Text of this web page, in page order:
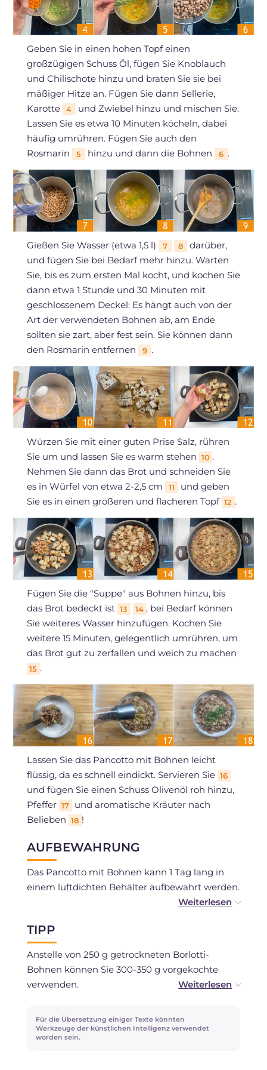
Geben Sie in einen hohen Topf einen
großzügigen Schuss Öl, fügen Sie Knoblauch
und Chilischote hinzu und braten Sie sie bei
mäßiger Hitze an. Fügen Sie dann Sellerie,
Karotte
4
und Zwiebel hinzu und mischen Sie.
Lassen Sie es etwa 10 Minuten köcheln, dabei
häufig umrühren. Fügen Sie auch den
Rosmarin
5 hinzu und dann die Bohnen 6 .
Gießen Sie Wasser (etwa 1,5 l) 7 8
darüber,
und fügen Sie bei Bedarf mehr hinzu. Warten
Sie, bis es zum ersten Mal kocht, und kochen Sie
dann etwa 1 Stunde und 30 Minuten mit
geschlossenem Deckel: Es hängt auch von der
Art der verwendeten Bohnen ab, am Ende
sollten sie zart, aber fest sein. Sie können dann
den Rosmarin entfernen
9 .
Würzen Sie mit einer guten Prise Salz, rühren
Sie um und lassen Sie es warm stehen 10 .
Nehmen Sie dann das Brot und schneiden Sie
es in Würfel von etwa 2-2,5 cm
11
und geben
Sie es in einen größeren und flacheren Topf 12 .
Fügen Sie die "Suppe" aus Bohnen hinzu, bis
das Brot bedeckt ist 13 14 , bei Bedarf können
Sie weiteres Wasser hinzufügen. Kochen Sie
weitere 15 Minuten, gelegentlich umrühren, um
das Brot gut zu zerfallen und weich zu machen
15 .
Lassen Sie das Pancotto mit Bohnen leicht
flüssig, da es schnell eindickt. Servieren Sie 16
und fügen Sie einen Schuss Olivenöl roh hinzu,
Pfeffer 17
und aromatische Kräuter nach
Belieben 18 !
AUFBEWAHRUNG
Das Pancotto mit Bohnen kann 1 Tag lang in
einem luftdichten Behälter aufbewahrt werden.
einem luftdichten Behälter aufbewahrt werden.
Das Einfrieren wird nicht empfohlen.
TIPP
Anstelle von 250 g getrockneten Borlotti-
Bohnen können Sie 300-350 g vorgekochte
verwenden.
Sie können den Knoblauch ganz lassen und
später entfernen, dasselbe gilt für die
Für die Übersetzung einiger Texte könnten
Werkzeuge der künstlichen Intelligenz verwendet
worden sein.